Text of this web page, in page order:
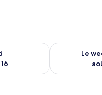
ce week-end août 14 -
Le
Vérifier la